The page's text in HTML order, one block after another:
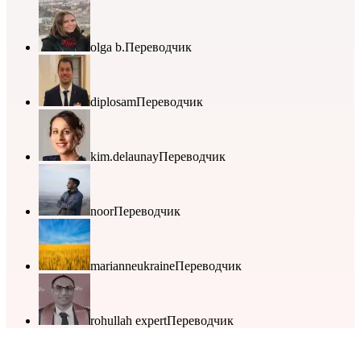
olga b.Переводчик
diplosamПереводчик
kim.delaunayПереводчик
noorПереводчик
marianneukraineПереводчик
rohullah expertПереводчик